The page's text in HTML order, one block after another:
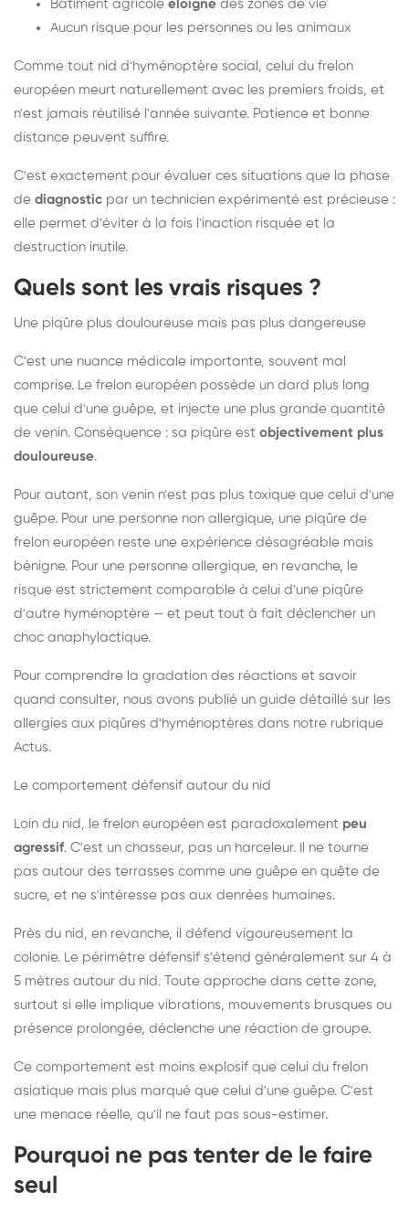
Bâtiment agricole éloigné des zones de vie
Aucun risque pour les personnes ou les animaux
Comme tout nid d'hyménoptère social, celui du frelon
européen meurt naturellement avec les premiers froids, et
n'est jamais réutilisé l'année suivante. Patience et bonne
distance peuvent suffire.
C'est exactement pour évaluer ces situations que la phase
de diagnostic par un technicien expérimenté est précieuse :
elle permet d'éviter à la fois l'inaction risquée et la
destruction inutile.
Quels sont les vrais risques ?
Une piqûre plus douloureuse mais pas plus dangereuse
C'est une nuance médicale importante, souvent mal
comprise. Le frelon européen possède un dard plus long
que celui d'une guêpe, et injecte une plus grande quantité
de venin. Conséquence : sa piqûre est objectivement plus
douloureuse.
Pour autant, son venin n'est pas plus toxique que celui d'une
guêpe. Pour une personne non allergique, une piqûre de
frelon européen reste une expérience désagréable mais
bénigne. Pour une personne allergique, en revanche, le
risque est strictement comparable à celui d'une piqûre
d'autre hyménoptère — et peut tout à fait déclencher un
choc anaphylactique.
Pour comprendre la gradation des réactions et savoir
quand consulter, nous avons publié un guide détaillé sur les
allergies aux piqûres d'hyménoptères dans notre rubrique
Actus.
Le comportement défensif autour du nid
Loin du nid, le frelon européen est paradoxalement peu
agressif. C'est un chasseur, pas un harceleur. Il ne tourne
pas autour des terrasses comme une guêpe en quête de
sucre, et ne s'intéresse pas aux denrées humaines.
Près du nid, en revanche, il défend vigoureusement la
colonie. Le périmètre défensif s'étend généralement sur 4 à
5 mètres autour du nid. Toute approche dans cette zone,
surtout si elle implique vibrations, mouvements brusques ou
présence prolongée, déclenche une réaction de groupe.
Ce comportement est moins explosif que celui du frelon
asiatique mais plus marqué que celui d'une guêpe. C'est
une menace réelle, qu'il ne faut pas sous-estimer.
Pourquoi ne pas tenter de le faire
seul